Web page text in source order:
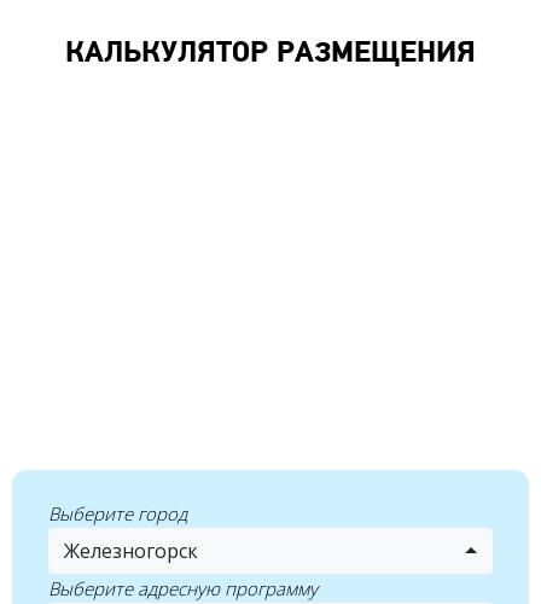
КАЛЬКУЛЯТОР РАЗМЕЩЕНИЯ
Выберите город
Железногорск
Выберите адресную программу